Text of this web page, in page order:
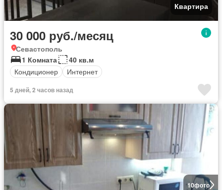
Квартира
30 000 руб./месяц
Севастополь
1 Комната
40 кв.м
Кондиционер
Интернет
5 дней, 2 часов назад
10фото